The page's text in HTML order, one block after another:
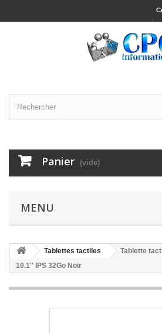
Panier (vide)
MENU
Tablettes tactiles
Tablette
10.1'' IPS 32Go Noir